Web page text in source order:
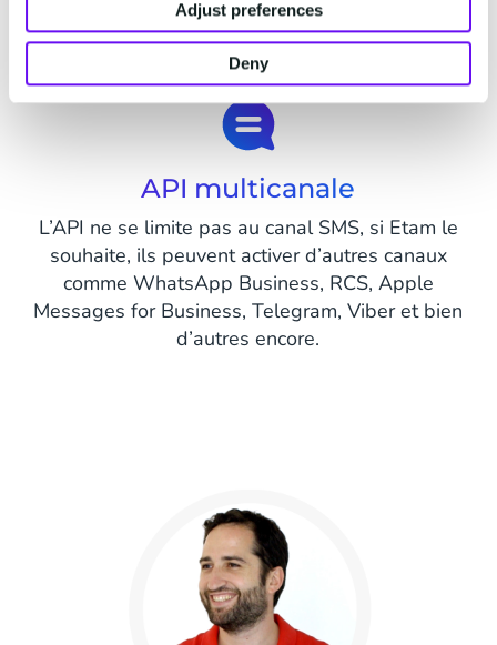
Adjust preferences
Deny
des opérations monitore l’ensemble des activités
et offre une assistance 24h/24 et 7j/7.
API multicanale
L’API ne se limite pas au canal SMS, si Etam le
souhaite, ils peuvent activer d’autres canaux
comme WhatsApp Business, RCS, Apple
Messages for Business, Telegram, Viber et bien
d’autres encore.